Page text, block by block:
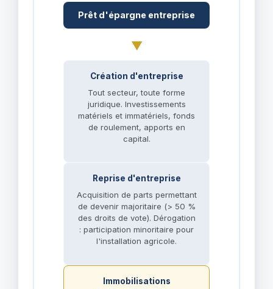
Prêt d'épargne entreprise
▼
Création d'entreprise
Tout secteur, toute forme
juridique. Investissements
matériels et immatériels, fonds
de roulement, apports en
capital.
Reprise d'entreprise
Acquisition de parts permettant
de devenir majoritaire (> 50 %
des droits de vote). Dérogation
: participation minoritaire pour
l'installation agricole.
Immobilisations